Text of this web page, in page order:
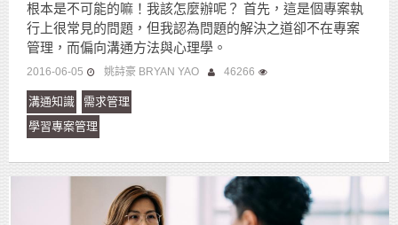
根本是不可能的嘛！我該怎麼辦呢？ 首先，這是個專案執
行上很常見的問題，但我認為問題的解決之道卻不在專案
管理，而偏向溝通方法與心理學。
2016-06-05 姚詩豪 BRYAN YAO 46266
溝通知識
需求管理
學習專案管理